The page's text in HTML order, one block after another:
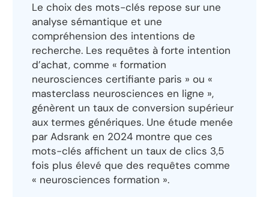
Le choix des mots-clés repose sur une
analyse sémantique et une
compréhension des intentions de
recherche. Les requêtes à forte intention
d’achat, comme « formation
neurosciences certifiante paris » ou «
masterclass neurosciences en ligne »,
génèrent un taux de conversion supérieur
aux termes génériques. Une étude menée
par Adsrank en 2024 montre que ces
mots-clés affichent un taux de clics 3,5
fois plus élevé que des requêtes comme
« neurosciences formation ».